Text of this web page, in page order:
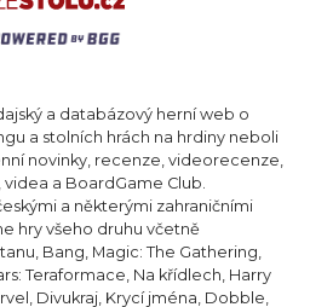
a databázový herní web o
a stolních hrách na hrdiny neboli
novinky, recenze, videorecenze,
a BoardGame Club.
a některými zahraničními
hry všeho druhu včetně
Bang, Magic: The Gathering,
Teraformace, Na křídlech, Harry
Divukraj, Krycí jména, Dobble,